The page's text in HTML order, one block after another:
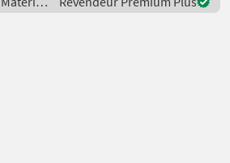
Vorführmaschine
viticoles